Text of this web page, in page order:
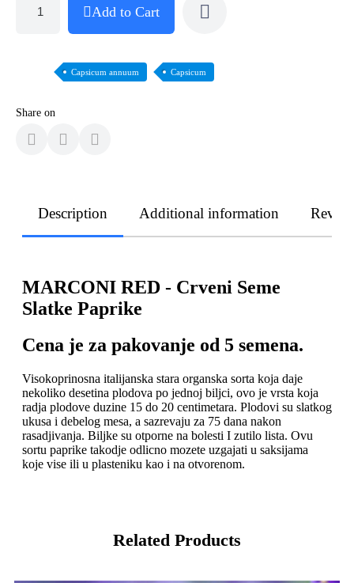
Add to Cart
Capsicum annuum Capsicum
Share on
Description Additional information
MARCONI RED - Crveni Seme
Slatke Paprike
Cena je za pakovanje od 5 semena.
Visokoprinosna italijanska stara organska sorta koja daje
nekoliko desetina plodova po jednoj biljci, ovo je vrsta koja
radja plodove duzine 15 do 20 centimetara. Plodovi su slatkog
ukusa i debelog mesa, a sazrevaju za 75 dana nakon
rasadjivanja. Biljke su otporne na bolesti I zutilo lista. Ovu
sortu paprike takodje odlicno mozete uzgajati u saksijama
koje vise ili u plasteniku kao i na otvorenom.
Related Products